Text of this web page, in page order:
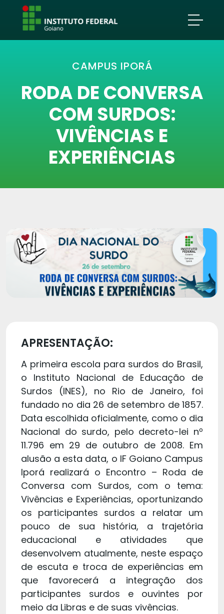
CAMPUS IPORÁ
RODA DE CONVERSA
COM SURDOS:
VIVÊNCIAS E
EXPERIÊNCIAS
APRESENTAÇÃO:
A primeira escola para surdos do Brasil,
o Instituto Nacional de Educação de
Surdos (INES), no Rio de Janeiro, foi
fundado no dia 26 de setembro de 1857.
Data escolhida oficialmente, como o dia
Nacional do surdo, pelo decreto-lei nº
11.796 em 29 de outubro de 2008. Em
alusão a esta data, o IF Goiano Campus
Iporá realizará o Encontro – Roda de
Conversa com Surdos, com o tema:
Vivências e Experiências, oportunizando
os participantes surdos a relatar um
pouco de sua história, a trajetória
educacional e atividades que
desenvolvem atualmente, neste espaço
de escuta e troca de experiências em
que favorecerá a integração dos
participantes surdos e ouvintes por
meio da Libras e de suas vivências.